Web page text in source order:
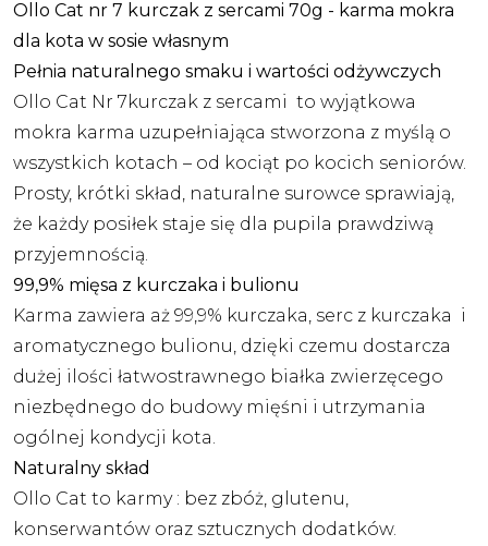
Ollo Cat nr 7 kurczak z sercami 70g - karma mokra
dla kota w sosie własnym
Pełnia naturalnego smaku i wartości odżywczych
Ollo Cat Nr 7kurczak z sercami to wyjątkowa
mokra karma uzupełniająca stworzona z myślą o
wszystkich kotach – od kociąt po kocich seniorów.
Prosty, krótki skład, naturalne surowce sprawiają,
że każdy posiłek staje się dla pupila prawdziwą
przyjemnością.
99,9% mięsa z kurczaka i bulionu
Karma zawiera aż 99,9% kurczaka, serc z kurczaka i
aromatycznego bulionu, dzięki czemu dostarcza
dużej ilości łatwostrawnego białka zwierzęcego
niezbędnego do budowy mięśni i utrzymania
ogólnej kondycji kota.
Naturalny skład
Ollo Cat to karmy : bez zbóż, glutenu,
konserwantów oraz sztucznych dodatków.